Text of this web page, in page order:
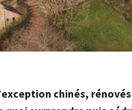
chinés,